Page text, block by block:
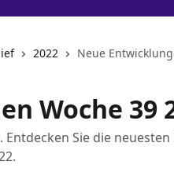
2022 Neue
Woche 39
Sie die